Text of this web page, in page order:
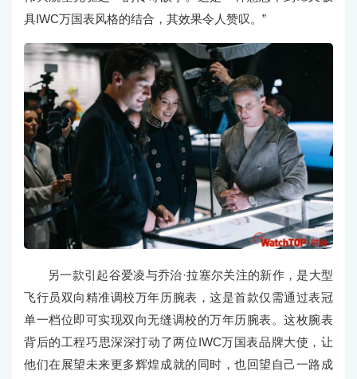
具IWC万国表风格的结合，其效果令人赞叹。”
另一款引起谷爱凌与乔治·拉塞尔关注的新作，是大型
飞行员双向精准调校万年历腕表，这是首款仅需通过表冠
单一档位即可实现双向无缝调校的万年历腕表。这枚腕表
背后的工程巧思深深打动了两位IWC万国表品牌大使，让
他们在展望未来更多辉煌成就的同时，也回望自己一路成